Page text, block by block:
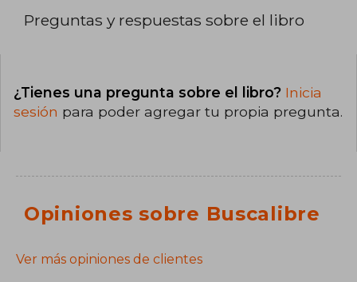
Preguntas y respuestas sobre el libro
¿Tienes una pregunta sobre el libro? Inicia
sesión para poder agregar tu propia pregunta.
Opiniones sobre Buscalibre
Ver más opiniones de clientes